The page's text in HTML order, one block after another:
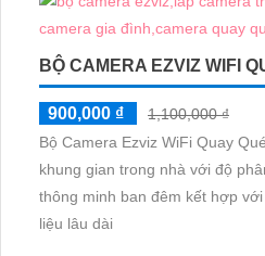
BỘ CAMERA EZVIZ WIFI
900,000 ₫
1,100,000 ₫
Bộ Camera Ezviz WiFi Quay
khung gian trong nhà với độ
thông minh ban đêm kết hợp
liệu lâu dài